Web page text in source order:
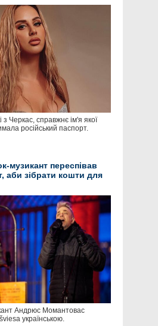
Черкас, справжнє ім'я якої
російський паспорт.
музикант переспівав
аби зібрати кошти для
Андрюс Момантовас
українською.